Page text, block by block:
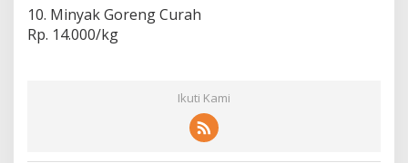
10. Minyak Goreng Curah
Rp. 14.000/kg
Ikuti Kami